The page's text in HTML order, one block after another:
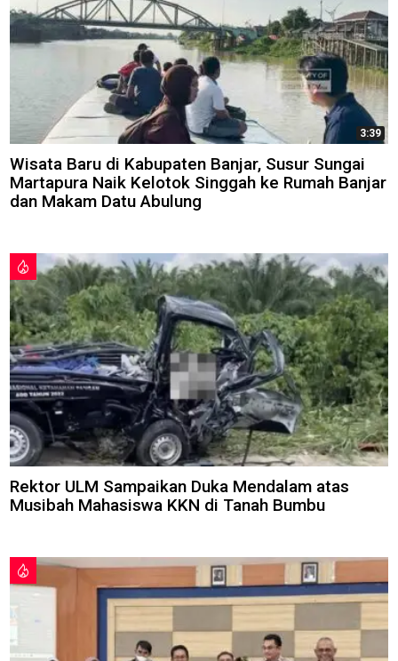
3:39
Wisata Baru di Kabupaten Banjar, Susur Sungai
Martapura Naik Kelotok Singgah ke Rumah Banjar
dan Makam Datu Abulung
Rektor ULM Sampaikan Duka Mendalam atas
Musibah Mahasiswa KKN di Tanah Bumbu